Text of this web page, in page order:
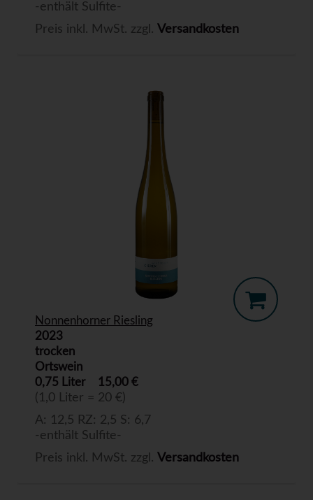
-enthält Sulfite-
Preis inkl. MwSt. zzgl. Versandkosten
Nonnenhorner Riesling
2023
trocken
Ortswein
0,75 Liter
15,00 €
(1,0 Liter = 20 €)
A: 12,5 RZ: 2,5 S: 6,7
-enthält Sulfite-
Preis inkl. MwSt. zzgl. Versandkosten